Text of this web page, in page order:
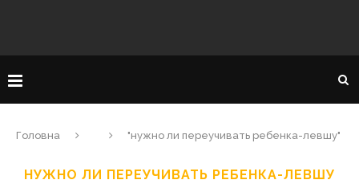
Головна "нужно ли переучивать ребенка-левшу"
НУЖНО ЛИ ПЕРЕУЧИВАТЬ РЕБЕНКА-ЛЕВШУ